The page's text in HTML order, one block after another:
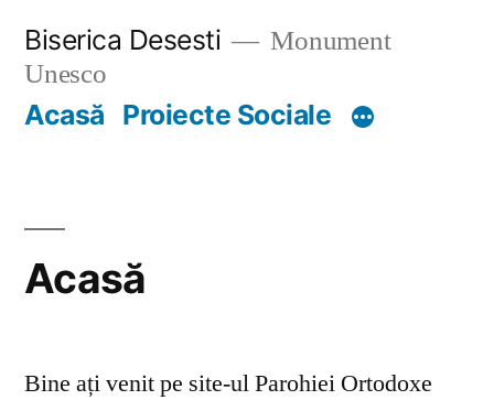
content
Biserica Desesti
Monument
Unesco
Acasă Proiecte Sociale
Acasă
Bine ați venit pe site-ul Parohiei Ortodoxe